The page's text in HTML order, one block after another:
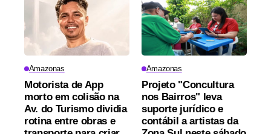
Amazonas
Motorista de App
morto em colisão na
Av. do Turismo dividia
rotina entre obras e
Amazonas
Projeto "Concultura
nos Bairros" leva
suporte jurídico e
contábil a artistas da